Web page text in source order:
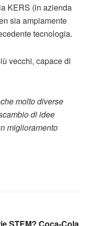
KERS (in azienda
sia ampiamente
tecnologia.
vecchi, capace di
molto diverse
di idee
miglioramento